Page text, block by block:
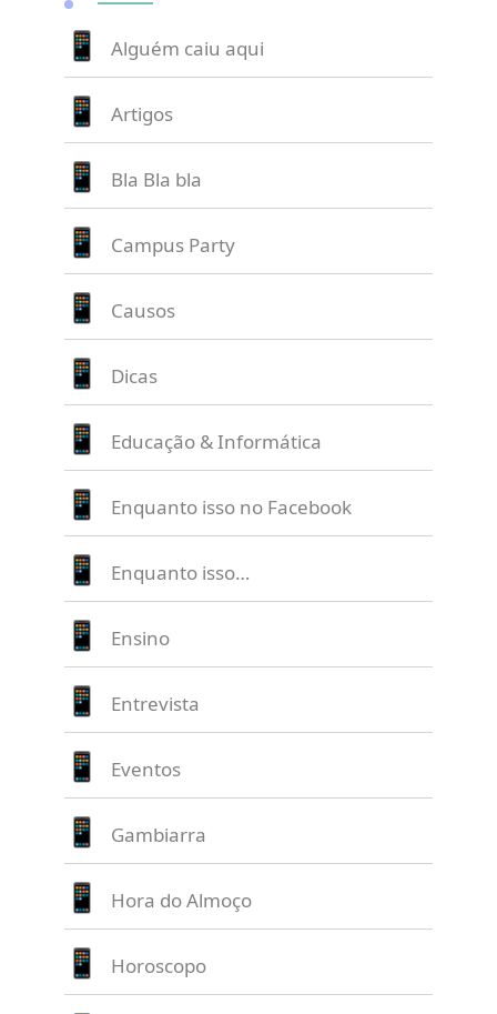
Alguém caiu aqui
Artigos
Bla Bla bla
Campus Party
Causos
Dicas
Educação & Informática
Enquanto isso no Facebook
Enquanto isso…
Ensino
Entrevista
Eventos
Gambiarra
Hora do Almoço
Horoscopo